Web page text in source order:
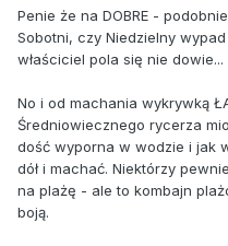
Penie że na DOBRE -
Sobotni, czy Niedzielny wypad
właściciel pola się nie dowie...
No i od machania wykrywką
Średniowiecznego rycerza
dość wyporna w wodzie i jak
dół i machać. Niektórzy
na plażę - ale to kombajn
boją.